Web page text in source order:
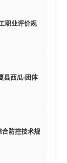
职业评价规
县西瓜-团体
防控技术规